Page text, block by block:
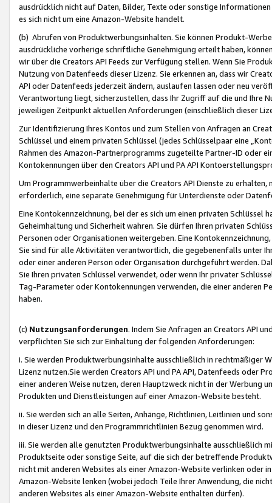
ausdrücklich nicht auf Daten, Bilder, Texte oder sonstige
es sich nicht um eine Amazon-Website handelt.
(b) Abrufen von Produktwerbungsinhalten. Sie können Produkt-
ausdrückliche vorherige schriftliche Genehmigung erteilt haben,
wir über die Creators API Feeds zur Verfügung stellen. Wenn Sie
Nutzung von Datenfeeds dieser Lizenz. Sie erkennen an, dass wir
API oder Datenfeeds jederzeit ändern, auslaufen lassen oder neu
Verantwortung liegt, sicherzustellen, dass Ihr Zugriff auf die und Ihre
jeweiligen Zeitpunkt aktuellen Anforderungen (einschließlich dieser
Zur Identifizierung Ihres Kontos und zum Stellen von Anfragen an
Schlüssel und einem privaten Schlüssel (jedes Schlüsselpaar eine
Rahmen des Amazon-Partnerprogramms zugeteilte Partner-ID oder
Kontokennungen über den Creators API und PA API
Um Programmwerbeinhalte über die Creators API Dienste zu
erforderlich, eine separate Genehmigung für Unterdienste oder
Eine Kontokennzeichnung, bei der es sich um einen privaten
Geheimhaltung und Sicherheit wahren. Sie dürfen Ihren privaten
Personen oder Organisationen weitergeben. Eine
Sie sind für alle Aktivitäten verantwortlich, die gegebenenfalls unter
oder einer anderen Person oder Organisation durchgeführt werden.
Sie Ihren privaten Schlüssel verwendet, oder wenn Ihr privater
Tag-Parameter oder Kontokennungen verwenden, die einer anderen
haben.
(c) Nutzungsanforderungen. Indem Sie Anfragen an Creators API
verpflichten Sie sich zur Einhaltung der folgenden Anforderungen:
i. Sie werden Produktwerbungsinhalte ausschließlich in rechtmäßiger
Lizenz nutzen.Sie werden Creators API und PA API, Datenfeeds oder
einer anderen Weise nutzen, deren Hauptzweck nicht in der Werbung
Produkten und Dienstleistungen auf einer Amazon-Website besteht.
ii. Sie werden sich an alle Seiten, Anhänge, Richtlinien, Leitlinien und
in dieser Lizenz und den Programmrichtlinien Bezug genommen wird.
iii. Sie werden alle genutzten Produktwerbungsinhalte ausschließlich
Produktseite oder sonstige Seite, auf die sich der betreffende
nicht mit anderen Websites als einer Amazon-Website verlinken oder
Amazon-Website lenken (wobei jedoch Teile Ihrer Anwendung, die
anderen Websites als einer Amazon-Website enthalten dürfen).